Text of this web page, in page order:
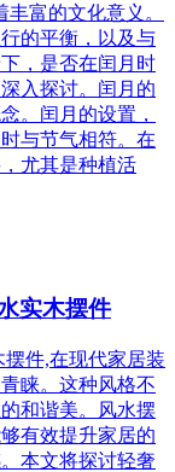
富的文化意义。
的平衡，以及与
，是否在闰月时
入探讨。闰月的
。闰月的设置，
与节气相符。在
尤其是种植活
实木摆件
件,在现代家居装
睐。这种风格不
和谐美。风水摆
有效提升家居的
本文将探讨轻奢